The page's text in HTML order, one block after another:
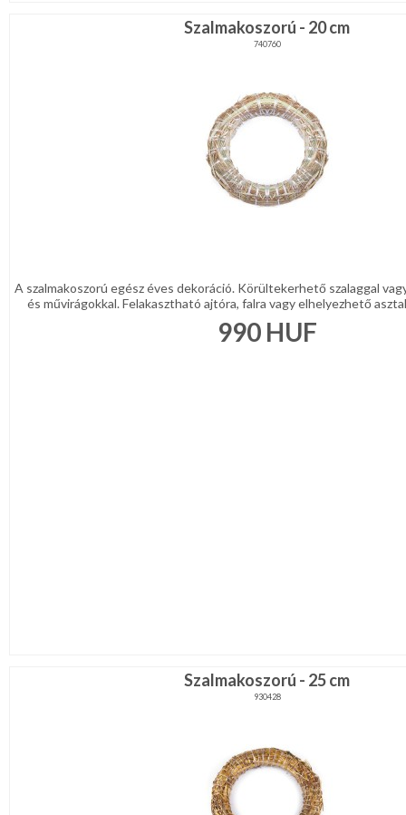
Szalmakoszorú - 20 cm
740760
A szalmakoszorú egész éves dekoráció. Körültekerhető szalaggal
és művirágokkal. Felakasztható ajtóra, falra vagy elhelyezhető
990HUF
Szalmakoszorú - 25 cm
930428